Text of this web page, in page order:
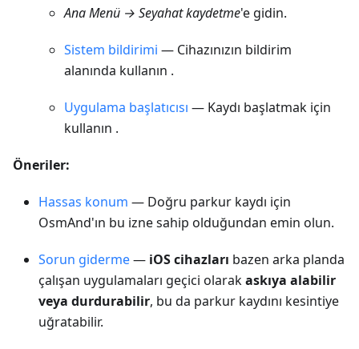
AnaMenü → Seyahat kaydetme'e gidin.
Sistem bildirimi — Cihazınızın bildirim
alanında kullanın .
Uygulama başlatıcısı — Kaydı başlatmak için
kullanın .
Öneriler:
Hassas konum — Doğru parkur kaydı için
OsmAnd'ın bu izne sahip olduğundan emin olun.
Sorun giderme— iOS cihazları bazen arka planda
çalışan uygulamaları geçici olarakaskıya alabilir
veya durdurabilir, bu da parkur kaydını kesintiye
uğratabilir.